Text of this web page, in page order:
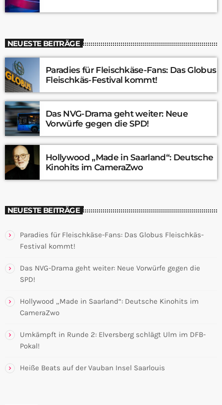
NEUESTE BEITRÄGE
Paradies für Fleischkäse-Fans: Das Globus
Fleischkäs-Festival kommt!
Das NVG-Drama geht weiter: Neue
Vorwürfe gegen die SPD!
Hollywood „Made in Saarland“: Deutsche
Kinohits im CameraZwo
NEUESTE BEITRÄGE
Paradies für Fleischkäse-Fans: Das Globus Fleischkäs-
Festival kommt!
Das NVG-Drama geht weiter: Neue Vorwürfe gegen die
SPD!
Hollywood „Made in Saarland“: Deutsche Kinohits im
CameraZwo
Umkämpft in Runde 2: Elversberg schlägt Ulm im DFB-
Pokal!
Heiße Beats auf der Vauban Insel Saarlouis